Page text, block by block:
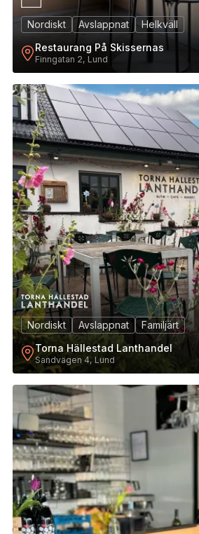
Nordiskt Avslappnat
Helkväll
Restaurang På Skissernas
Finngatan 2, Lund
Nordiskt Avslappnat
Familjärt
Torna Hällestad Lanthandel
Sandvägen 4, Lund